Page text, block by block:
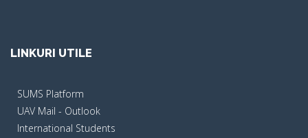
LINKURI UTILE
SUMS Platform
UAV Mail - Outlook
International Students